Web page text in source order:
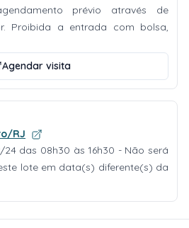
prévio através de
. Proibida a entrada com bolsa,
Agendar visita
RJ
das 08h30 às 16h30 - Não será
lote em data(s) diferente(s) da